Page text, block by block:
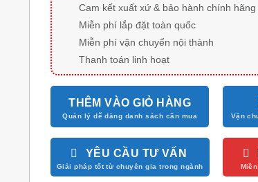
Cam kết xuất xứ & bảo hành chính hãng
Miễn phí lắp đặt toàn quốc
Miễn phí vận chuyển nội thành
Thanh toán linh hoạt
THÊM VÀO GIỎ HÀNG
YÊU CẦU TƯ VẤN